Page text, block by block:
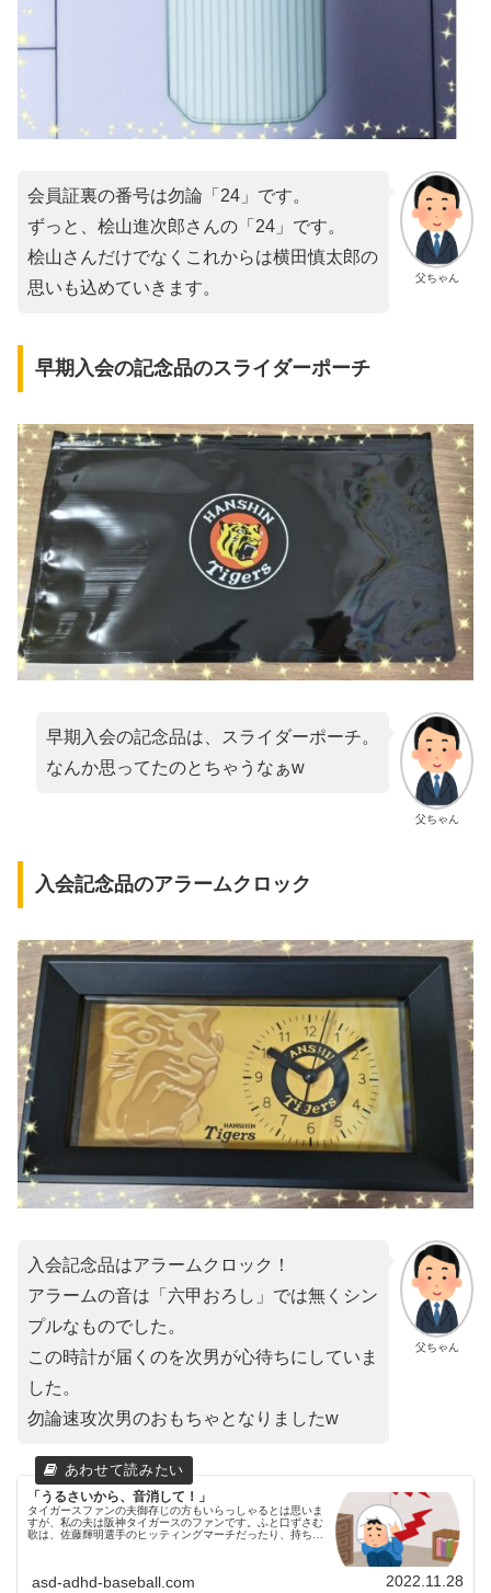
父ちゃん
会員証裏の番号は勿論「24」です。
ずっと、桧山進次郎さんの「24」です。
桧山さんだけでなくこれからは横田慎太郎の
思いも込めていきます。
早期入会の記念品のスライダーポーチ
父ちゃん
早期入会の記念品は、スライダーポーチ。
なんか思ってたのとちゃうなぁw
入会記念品のアラームクロック
父ちゃん
入会記念品はアラームクロック！
アラームの音は「六甲おろし」では無くシン
プルなものでした。
この時計が届くのを次男が心待ちにしていま
した。
勿論速攻次男のおもちゃとなりましたw
「うるさいから、音消して！」
タイガースファンの夫御存じの方もいらっしゃるとは思いま
すが、私の夫は阪神タイガースのファンです。ふと口ずさむ
歌は、佐藤輝明選手のヒッティングマーチだったり、持ち物
asd-adhd-baseball.com 2022.11.28